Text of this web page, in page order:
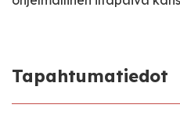
Tapahtumatiedot